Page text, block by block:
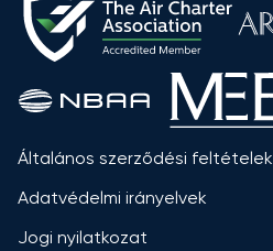
Általános szerződési feltételek
Adatvédelmi irányelvek
Jogi nyilatkozat